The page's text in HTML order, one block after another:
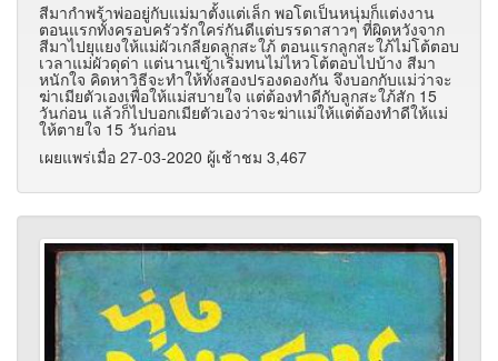
สีมากำพร้าพ่ออยู่กับแม่มาตั้งแต่เล็ก พอโตเป็นหนุ่มก็แต่งงาน
ตอนแรกทั้งครอบครัวรักใคร่กันดีแต่บรรดาสาวๆ ที่ผิดหวังจาก
สีมาไปยุแยงให้แม่ผัวเกลียดลูกสะใภ้ ตอนแรกลูกสะใภ้ไม่โต้ตอบ
เวลาแม่ผัวดุด่า แต่นานเข้าเริ่มทนไม่ไหวโต้ตอบไปบ้าง สีมา
หนักใจ คิดหาวิธีจะทำให้ทั้งสองปรองดองกัน จึงบอกกับแม่ว่าจะ
ฆ่าเมียตัวเองเพื่อให้แม่สบายใจ แต่ต้องทำดีกับลูกสะใภ้สัก 15
วันก่อน แล้วก็ไปบอกเมียตัวเองว่าจะฆ่าแม่ให้แต่ต้องทำดีให้แม่
ให้ตายใจ 15 วันก่อน
เผยแพร่เมื่อ 27-03-2020 ผู้เช้าชม 3,467